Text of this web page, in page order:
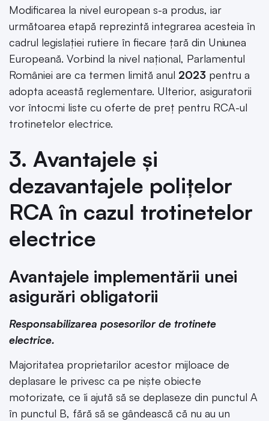
Modificarea la nivel european s-a produs, iar
următoarea etapă reprezintă integrarea acesteia în
cadrul legislației rutiere în fiecare țară din Uniunea
Europeană. Vorbind la nivel național, Parlamentul
României are ca termen limită anul 2023 pentru a
adopta această reglementare. Ulterior, asiguratorii
vor întocmi liste cu oferte de preț pentru RCA-ul
trotinetelor electrice.
3. Avantajele și
dezavantajele polițelor
RCA în cazul trotinetelor
electrice
Avantajele implementării unei
asigurări obligatorii
Responsabilizarea posesorilor de trotinete
electrice.
Majoritatea proprietarilor acestor mijloace de
deplasare le privesc ca pe niște obiecte
motorizate, ce îi ajută să se deplaseze din punctul A
în punctul B, fără să se gândească că nu au un